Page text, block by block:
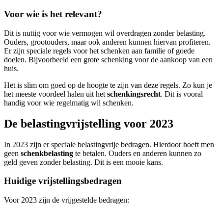
Voor wie is het relevant?
Dit is nuttig voor wie vermogen wil overdragen zonder belasting.
Ouders, grootouders, maar ook anderen kunnen hiervan profiteren.
Er zijn speciale regels voor het schenken aan familie of goede
doelen. Bijvoorbeeld een grote schenking voor de aankoop van een
huis.
Het is slim om goed op de hoogte te zijn van deze regels. Zo kun je
het meeste voordeel halen uit het schenkingsrecht. Dit is vooral
handig voor wie regelmatig wil schenken.
De belastingvrijstelling voor 2023
In 2023 zijn er speciale belastingvrije bedragen. Hierdoor hoeft men
geen schenkbelasting te betalen. Ouders en anderen kunnen zo
geld geven zonder belasting. Dit is een mooie kans.
Huidige vrijstellingsbedragen
Voor 2023 zijn de vrijgestelde bedragen: